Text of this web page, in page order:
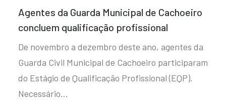
Agentes da Guarda Municipal de Cachoeiro
concluem qualificação profissional
De novembro a dezembro deste ano, agentes da
Guarda Civil Municipal de Cachoeiro participaram
do Estágio de Qualificação Profissional (EQP).
Necessário…